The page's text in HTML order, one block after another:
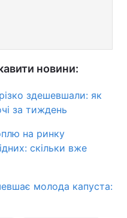
новини:
здешевшали: як
за тиждень
на ринку
скільки вже
молода капуста: